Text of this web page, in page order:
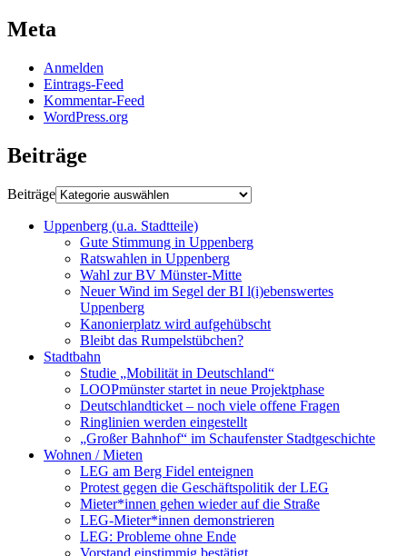
Meta
Anmelden
Eintrags-Feed
Kommentar-Feed
WordPress.org
Beiträge
Beiträge
Uppenberg (u.a. Stadtteile)
Gute Stimmung in Uppenberg
Ratswahlen in Uppenberg
Wahl zur BV Münster-Mitte
Neuer Wind im Segel der BI l(i)ebenswertes
Uppenberg
Kanonierplatz wird aufgehübscht
Bleibt das Rumpelstübchen?
Stadtbahn
Studie „Mobilität in Deutschland“
LOOPmünster startet in neue Projektphase
Deutschlandticket – noch viele offene Fragen
Ringlinien werden eingestellt
„Großer Bahnhof“ im Schaufenster Stadtgeschichte
Wohnen / Mieten
LEG am Berg Fidel enteignen
Protest gegen die Geschäftspolitik der LEG
Mieter*innen gehen wieder auf die Straße
LEG-Mieter*innen demonstrieren
LEG: Probleme ohne Ende
Vorstand einstimmig bestätigt